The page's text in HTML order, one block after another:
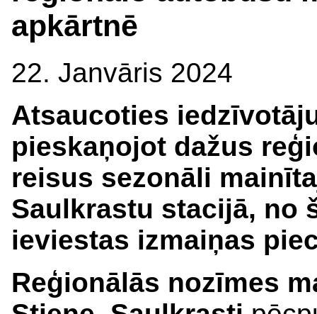
apkārtnē
22. Janvāris 2024
Atsaucoties
pieskaņojot dažus
reisus sezonāli
Saulkrastu stacijā, no
ieviestas izmaiņas
Reģionālās nozīmes